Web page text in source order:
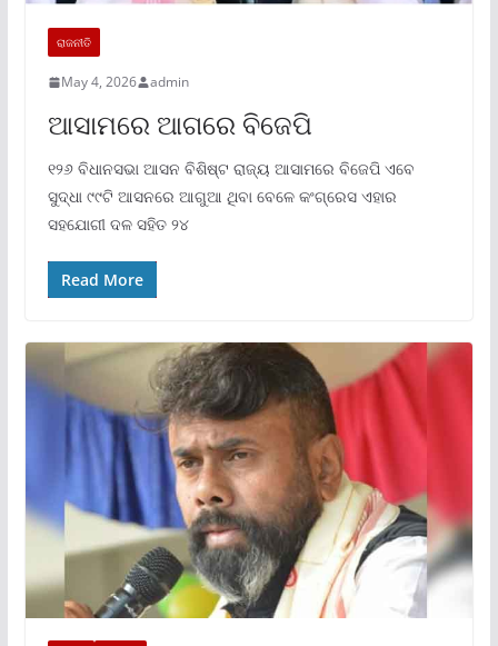
ରାଜନୀତି
May 4, 2026 admin
ଆସାମରେ ଆଗରେ ବିଜେପି
୧୨୬ ବିଧାନସଭା ଆସନ ବିଶିଷ୍ଟ ରାଜ୍ୟ ଆସାମରେ ବିଜେପି ଏବେ
ସୁଦ୍ଧା ୯୯ଟି ଆସନରେ ଆଗୁଆ ଥିବା ବେଳେ କଂଗ୍ରେସ ଏହାର
ସହଯୋଗୀ ଦଳ ସହିତ ୨୪
Read More